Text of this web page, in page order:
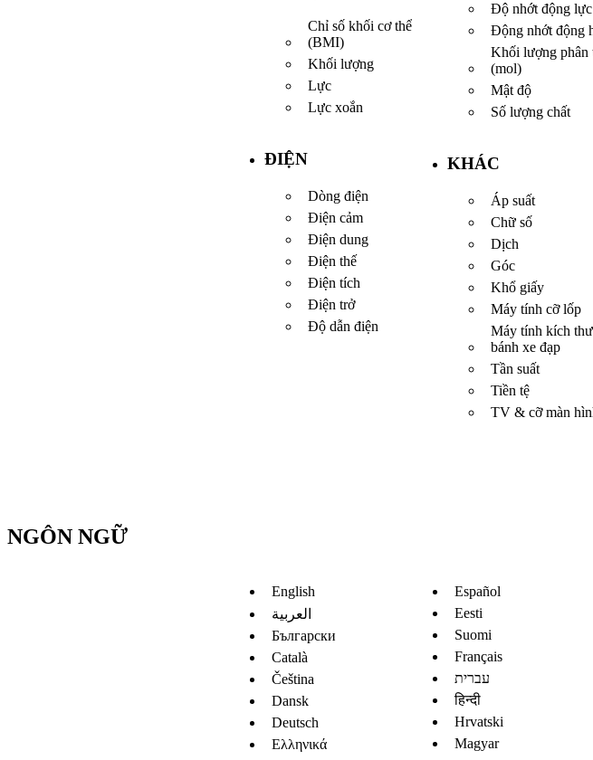
Chỉ số khối cơ thể
(BMI)
Khối lượng
Lực
Lực xoắn
ĐIỆN
Dòng điện
Điện cảm
Điện dung
Điện thế
Điện tích
Điện trở
Độ dẫn điện
Độ nhớt động lực
Động nhớt động
Khối lượng phân
(mol)
Mật độ
Số lượng chất
KHÁC
Áp suất
Chữ số
Dịch
Góc
Khổ giấy
Máy tính cỡ lốp
Máy tính kích
bánh xe đạp
Tần suất
Tiền tệ
TV & cỡ màn
NGÔN NGỮ
English
العربية
Български
Català
Čeština
Dansk
Deutsch
Ελληνικά
Español
Eesti
Suomi
Français
עברית
हिन्दी
Hrvatski
Magyar